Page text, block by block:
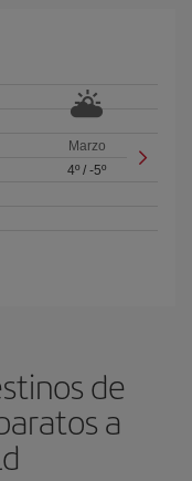
Marzo
4º /-5º
de
a